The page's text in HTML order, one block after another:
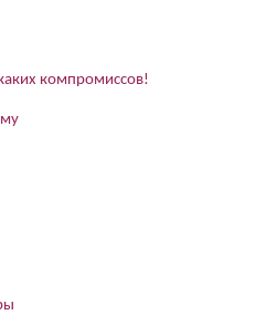
компромиссов!